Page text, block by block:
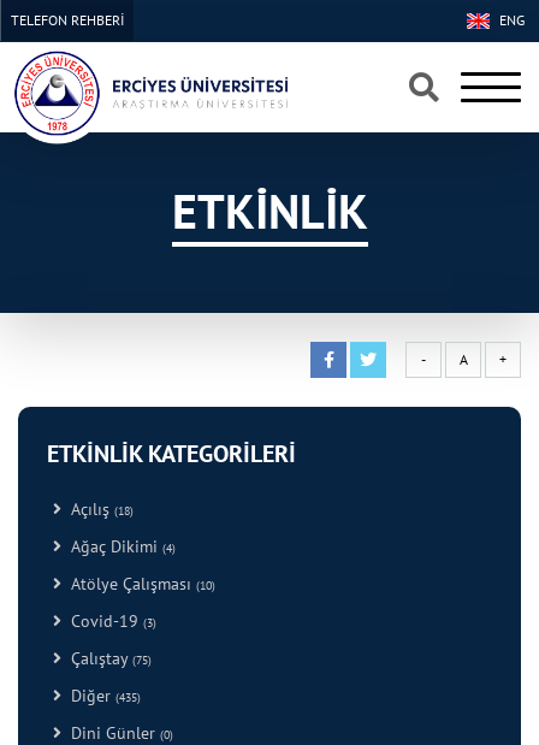
×
×
ENG
TELEFON REHBERİ
ETKİNLİK
- A +
ETKİNLİK KATEGORİLERİ
Açılış (18)
Ağaç Dikimi (4)
Atölye Çalışması (10)
Covid-19 (3)
Çalıştay (75)
Diğer (435)
Dini Günler (0)